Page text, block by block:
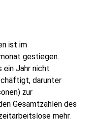
ist im
gestiegen.
ein Jahr nicht
darunter
zur
Gesamtzahlen des
mehr.